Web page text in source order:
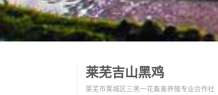
莱芜吉山黑鸡
莱芜市莱城区三黑一花畜禽养殖专业合作社